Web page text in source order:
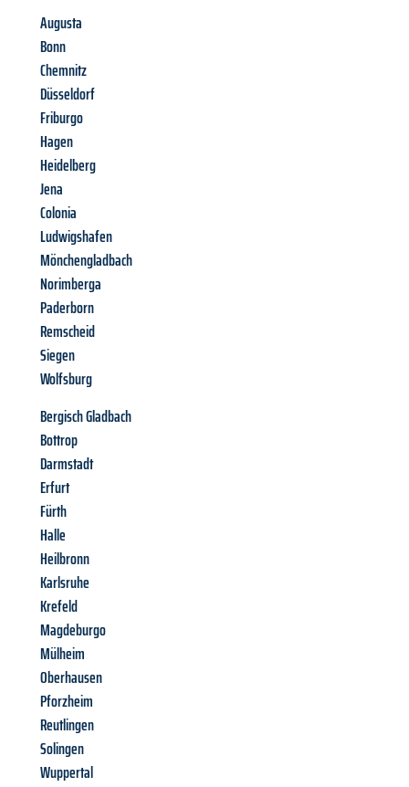
Augusta
Bonn
Chemnitz
Düsseldorf
Friburgo
Hagen
Heidelberg
Jena
Colonia
Ludwigshafen
Mönchengladbach
Norimberga
Paderborn
Remscheid
Siegen
Wolfsburg
Bergisch Gladbach
Bottrop
Darmstadt
Erfurt
Fürth
Halle
Heilbronn
Karlsruhe
Krefeld
Magdeburgo
Mülheim
Oberhausen
Pforzheim
Reutlingen
Solingen
Wuppertal